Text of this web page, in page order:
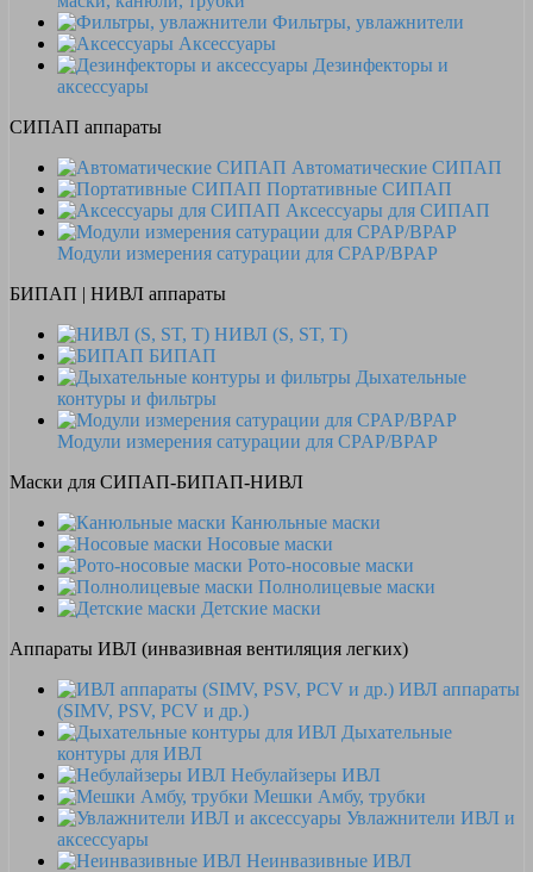
Фильтры, увлажнители
Аксессуары
Дезинфекторы и
аксессуары
СИПАП аппараты
Автоматические СИПАП
Портативные СИПАП
Аксессуары для СИПАП
Модули измерения сатурации для CPAP/BPAP
БИПАП | НИВЛ аппараты
НИВЛ (S, ST, T)
БИПАП
Дыхательные
контуры и фильтры
Модули измерения сатурации для CPAP/BPAP
Маски для СИПАП-БИПАП-НИВЛ
Канюльные маски
Носовые маски
Рото-носовые маски
Полнолицевые маски
Детские маски
Аппараты ИВЛ (инвазивная вентиляция легких)
ИВЛ аппараты
(SIMV, PSV, PCV и др.)
Дыхательные
контуры для ИВЛ
Небулайзеры ИВЛ
Мешки Амбу, трубки
Увлажнители ИВЛ и
аксессуары
Неинвазивные ИВЛ